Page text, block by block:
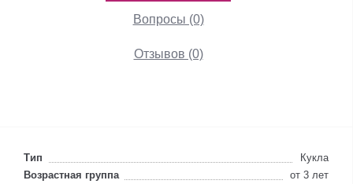
Вопросы (0)
Отзывов (0)
Тип
Кукла
Возрастная группа
от 3 лет